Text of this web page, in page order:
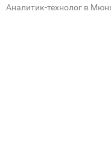
Аналитик-технолог в